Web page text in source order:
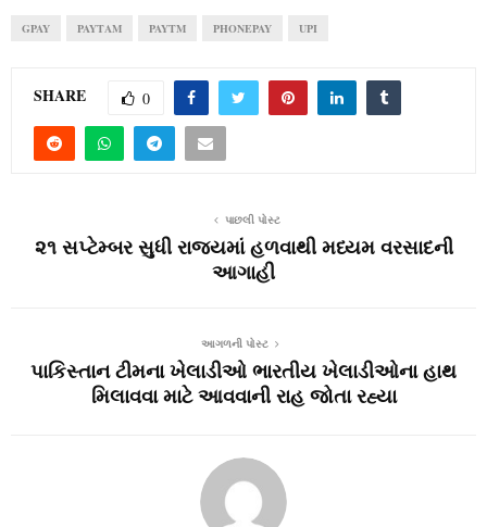
GPAY PAYTAM PAYTM PHONEPAY UPI
SHARE 0
પાછલી પોસ્ટ
૨૧ સપ્ટેમ્બર સુધી રાજ્યમાં હળવાથી મધ્યમ વરસાદની
આગાહી
આગળની પોસ્ટ
પાકિસ્‍તાન ટીમના ખેલાડીઓ ભારતીય ખેલાડીઓના હાથ
મિલાવવા માટે આવવાની રાહ જોતા રહ્યા